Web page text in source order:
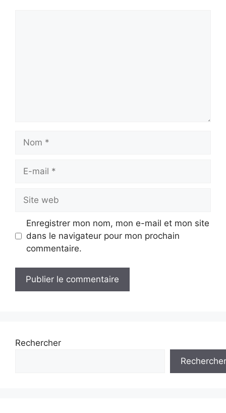
mail
web
Enregistrer mon nom, mon e-mail et mon site
dans le navigateur pour mon prochain
commentaire.
Rechercher
Rechercher